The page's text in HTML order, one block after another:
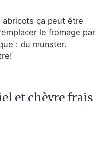
abricots ça peut être
le fromage par
: du munster.
et chèvre frais